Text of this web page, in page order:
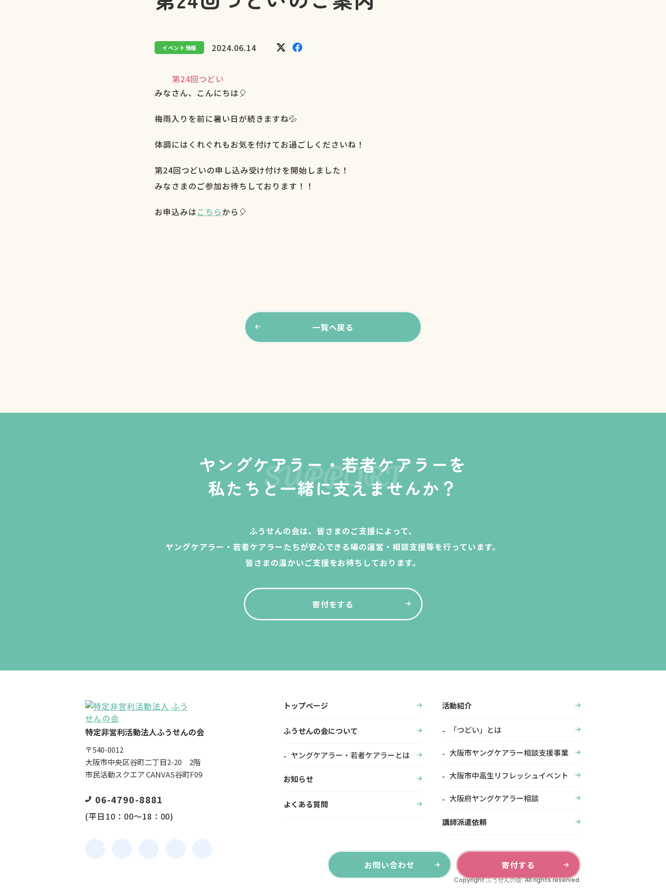
イベント情報 2024.06.14
第24回つどい
みなさん、こんにちは🎈
梅雨入りを前に暑い日が続きますね💦
体調にはくれぐれもお気を付けてお過ごしくださいね！
第24回つどいの申し込み受け付けを開始しました！
みなさまのご参加お待ちしております！！
お申込みはこちらから🎈
一覧へ戻る
ヤングケアラー・若者ケアラーを
私たちと一緒に支えませんか？
SUPPORT
ふうせんの会は、皆さまのご支援によって、
ヤングケアラー・若者ケアラーたちが安心できる場の運営・相談支援等を行っています。
皆さまの温かいご支援をお待ちしております。
寄付をする
特定非営利活動法人ふうせんの会
〒540-0012
大阪市中央区谷町二丁目2-20 2階
市民活動スクエア CANVAS谷町F09
06-4790-8881
(平日10：00～18：00)
トップページ
ふうせんの会について
ヤングケアラー・若者ケアラーとは
お知らせ
よくある質問
活動紹介
「つどい」とは
大阪市ヤングケアラー相談支援事業
大阪市中高生リフレッシュイベント
大阪府ヤングケアラー相談
講師派遣依頼
お問い合わせ 寄付する
Copyright ふうせんの会. All rights reserved.